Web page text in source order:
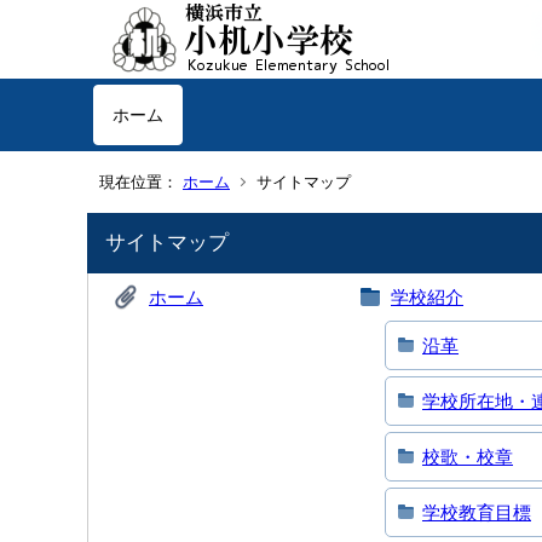
ホーム
現在位置： ホーム サイトマップ
サイトマップ
ホーム 学校紹介
沿革
学校所在地・
校歌・校章
学校教育目標